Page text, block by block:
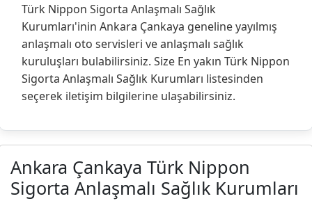
Türk Nippon Sigorta Anlaşmalı Sağlık
Kurumları'inin Ankara Çankaya geneline yayılmış
anlaşmalı oto servisleri ve anlaşmalı sağlık
kuruluşları bulabilirsiniz. Size En yakın Türk Nippon
Sigorta Anlaşmalı Sağlık Kurumları listesinden
seçerek iletişim bilgilerine ulaşabilirsiniz.
Ankara Çankaya Türk Nippon
Sigorta Anlaşmalı Sağlık Kurumları